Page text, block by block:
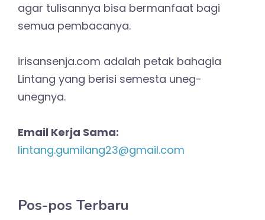
agar tulisannya bisa bermanfaat bagi
semua pembacanya.
irisansenja.com adalah petak bahagia
Lintang yang berisi semesta uneg-
unegnya.
Email Kerja Sama:
lintang.gumilang23@gmail.com
Pos-pos Terbaru